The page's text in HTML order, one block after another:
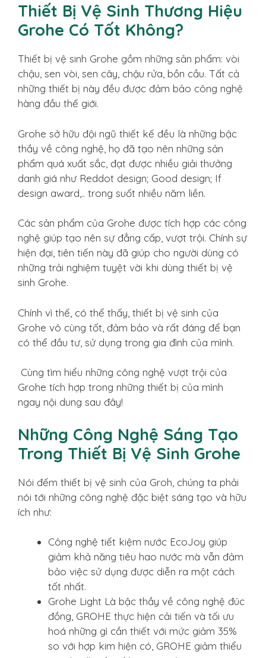
Thiết Bị Vệ Sinh Thương Hiệu
Grohe Có Tốt Không?
Thiết bị vệ sinh Grohe gồm những sản phẩm: vòi
chậu, sen vòi, sen cây, chậu rửa, bồn cầu. Tất cả
những thiết bị này đều được đảm bảo công nghệ
hàng đầu thế giới.
Grohe sở hữu đội ngũ thiết kế đều là những bậc
thầy về công nghệ, họ đã tạo nên những sản
phẩm quá xuất sắc, đạt được nhiều giải thưởng
danh giá như Reddot design; Good design; If
design award,.. trong suốt nhiều năm liền.
Các sản phẩm của Grohe được tích hợp các công
nghệ giúp tạo nên sự đẳng cấp, vượt trội. Chính sự
hiện đại, tiên tiến này đã giúp cho người dùng có
những trải nghiệm tuyệt vời khi dùng thiết bị vệ
sinh Grohe.
Chính vì thế, có thể thấy, thiết bị vệ sinh của
Grohe vô cùng tốt, đảm bảo và rất đáng để bạn
có thể đầu tư, sử dụng trong gia đình của mình.
Cùng tìm hiểu những công nghệ vượt trội của
Grohe tích hợp trong những thiết bị của mình
ngay nội dung sau đây!
Những Công Nghệ Sáng Tạo
Trong Thiết Bị Vệ Sinh Grohe
Nói đếm thiết bị vệ sinh của Groh, chúng ta phải
nói tới những công nghệ đặc biệt sáng tạo và hữu
ích như:
Công nghệ tiết kiệm nước EcoJoy giúp
giảm khả năng tiêu hao nước mà vẫn đảm
bảo việc sử dụng được diễn ra một cách
tốt nhất.
Grohe Light Là bậc thầy về công nghệ đúc
đồng, GROHE thực hiện cải tiến và tối ưu
hoá những gì cần thiết với mức giảm 35%
so với hợp kim hiện có, GROHE giảm thiểu